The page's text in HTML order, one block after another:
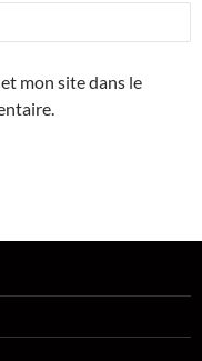
mon site dans le